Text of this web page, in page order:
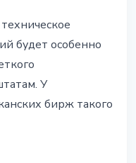
будет особенно
У
бирж такого